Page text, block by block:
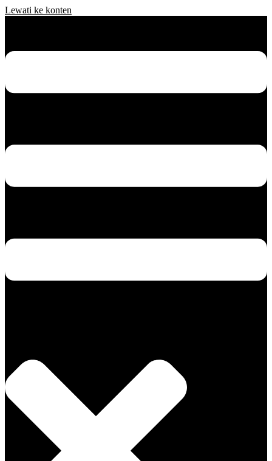
Lewati ke konten